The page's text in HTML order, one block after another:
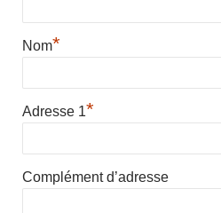
Nom*
Adresse 1*
Complément d’adresse